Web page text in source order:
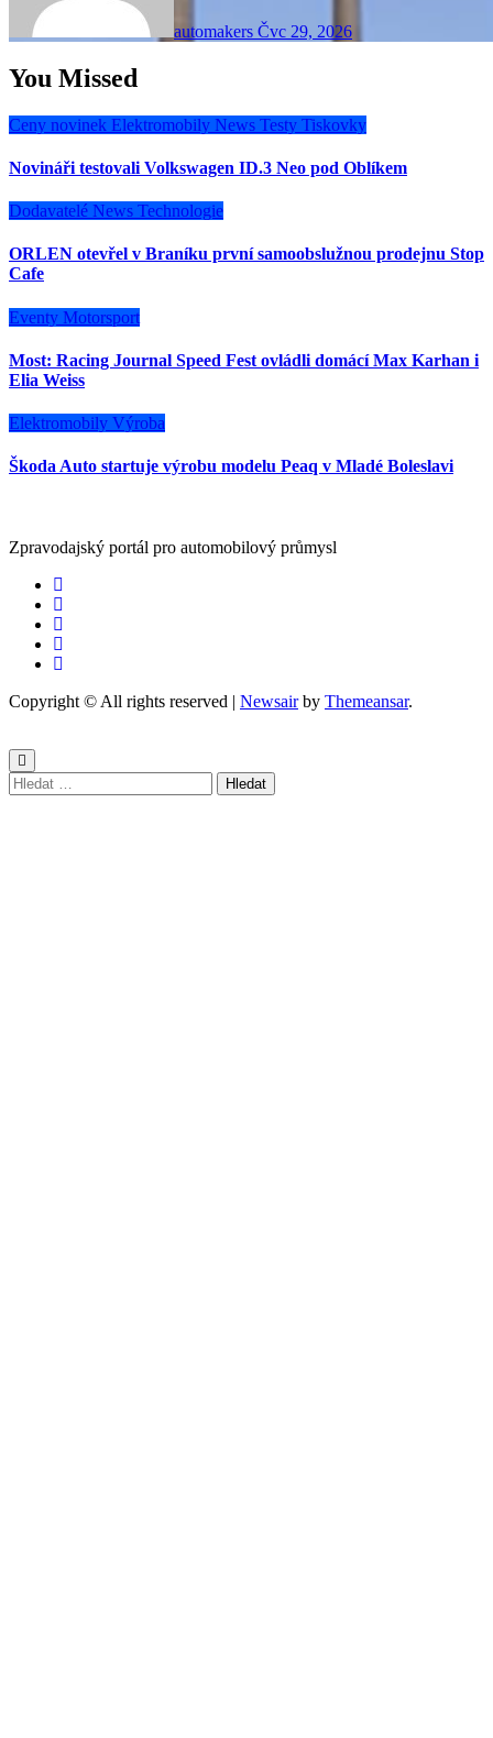
automakers Čvc 29, 2026
You Missed
Ceny novinek Elektromobily News Testy Tiskovky
Novináři testovali Volkswagen ID.3 Neo pod Oblíkem
Dodavatelé News Technologie
ORLEN otevřel v Braníku první samoobslužnou prodejnu Stop
Cafe
Eventy Motorsport
Most: Racing Journal Speed Fest ovládli domácí Max Karhan i
Elia Weiss
Elektromobily Výroba
Škoda Auto startuje výrobu modelu Peaq v Mladé Boleslavi
Zpravodajský portál pro automobilový průmysl
Copyright © All rights reserved | Newsairby Themeansar.
Vyhledávání